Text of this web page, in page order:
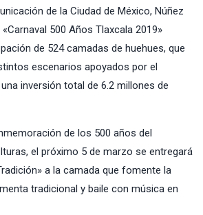
de la Ciudad de México, Núñez
500 Años Tlaxcala 2019»
de 524 camadas de huehues, que
escenarios apoyados por el
inversión total de 6.2 millones de
de los 500 años del
el próximo 5 de marzo se entregará
a la camada que fomente la
tradicional y baile con música en